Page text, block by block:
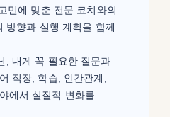
신청
민에 맞춘 전문 코치와의
방향과 실행 계획을 함께
, 내게 꼭 필요한 질문과
직장, 학습, 인간관계,
에서 실질적 변화를